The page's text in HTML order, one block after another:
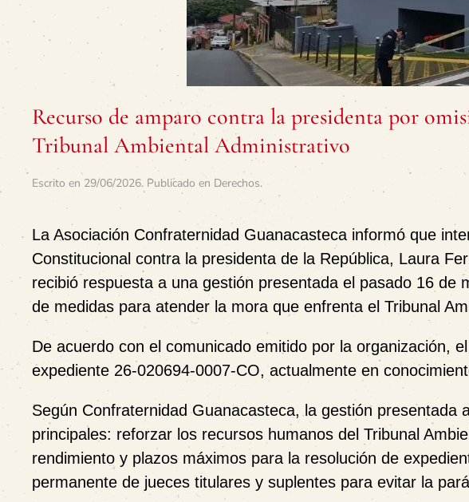
Recurso de amparo contra la presidenta por
Tribunal Ambiental Administrativo
Escrito en 29/06/2026. Publicado en Derechos.
La Asociación Confraternidad Guanacasteca informó que
Constitucional contra la presidenta de la República, Laura
recibió respuesta a una gestión presentada el pasado 16 de
de medidas para atender la mora que enfrenta el Tribunal
De acuerdo con el comunicado emitido por la organización,
expediente 26-020694-0007-CO, actualmente en
Según Confraternidad Guanacasteca, la gestión presentada
principales: reforzar los recursos humanos del Tribunal
rendimiento y plazos máximos para la resolución de
permanente de jueces titulares y suplentes para evitar la